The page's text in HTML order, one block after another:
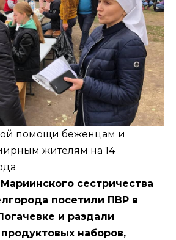
помощи беженцам и
жителям на 14
сестричества
посетили ПВР в
и раздали
наборов,